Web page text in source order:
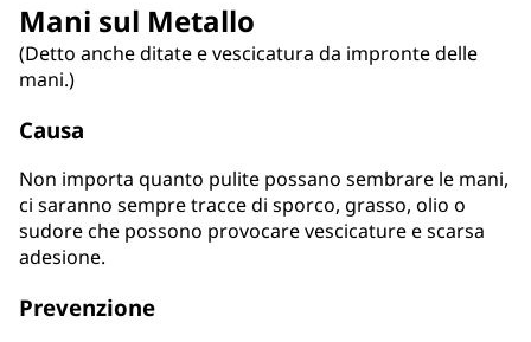
Mani sul Metallo
(Detto anche ditate e vescicatura da impronte delle
mani.)
Causa
Non importa quanto pulite possano sembrare le mani,
ci saranno sempre tracce di sporco, grasso, olio o
sudore che possono provocare vescicature e scarsa
adesione.
Prevenzione